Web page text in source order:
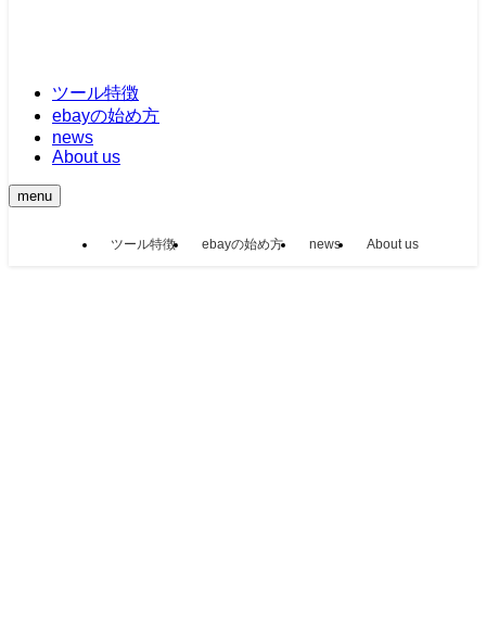
ツール特徴
ebayの始め方
news
About us
menu
ツール特徴 ebayの始め方 news About us